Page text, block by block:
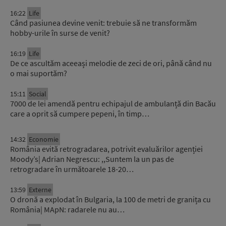
16:22 Life
Când pasiunea devine venit: trebuie să ne transformăm
hobby-urile în surse de venit?
16:19 Life
De ce ascultăm aceeași melodie de zeci de ori, până când nu
o mai suportăm?
15:11 Social
7000 de lei amendă pentru echipajul de ambulanță din Bacău
care a oprit să cumpere pepeni, în timp…
14:32 Economie
România evită retrogradarea, potrivit evaluărilor agenției
Moody’s| Adrian Negrescu: ,,Suntem la un pas de
retrogradare în următoarele 18-20…
13:59 Externe
O dronă a explodat în Bulgaria, la 100 de metri de granița cu
România| MApN: radarele nu au…